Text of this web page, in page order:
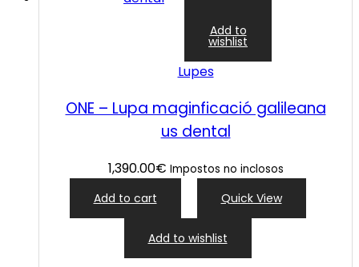
Add to
wishlist
Lupes
ONE – Lupa maginficació galileana
us dental
1,390.00€ Impostos no inclosos
Add to cart Quick View
Add to wishlist